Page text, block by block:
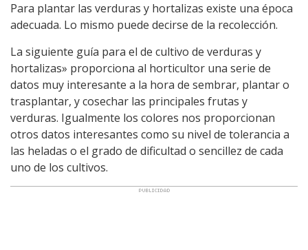
Para plantar las verduras y hortalizas existe una época
adecuada. Lo mismo puede decirse de la recolección.
La siguiente guía para el de cultivo de verduras y
hortalizas» proporciona al horticultor una serie de
datos muy interesante a la hora de sembrar, plantar o
trasplantar, y cosechar las principales frutas y
verduras. Igualmente los colores nos proporcionan
otros datos interesantes como su nivel de tolerancia a
las heladas o el grado de dificultad o sencillez de cada
uno de los cultivos.